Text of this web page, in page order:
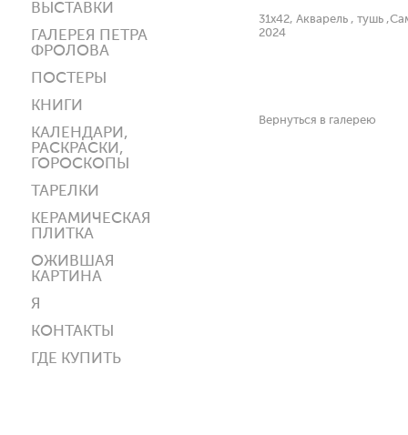
ВЫСТАВКИ
ГАЛЕРЕЯ ПЕТРА
ФРОЛОВА
ПОСТЕРЫ
КНИГИ
КАЛЕНДАРИ,
РАСКРАСКИ,
ГОРОСКОПЫ
ТАРЕЛКИ
КЕРАМИЧЕСКАЯ
ПЛИТКА
ОЖИВШАЯ
КАРТИНА
Я
КОНТАКТЫ
ГДЕ КУПИТЬ
31х42, Акварель , тушь
2024
Вернуться в галерею